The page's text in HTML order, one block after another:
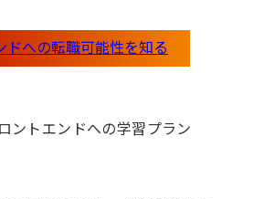
ントエンドへの学習プラン